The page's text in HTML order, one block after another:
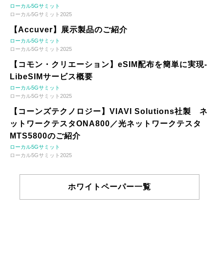
ローカル5Gサミット
ローカル5Gサミット2025
【Accuver】展示製品のご紹介
ローカル5Gサミット
ローカル5Gサミット2025
【コモン・クリエーション】eSIM配布を簡単に実現-
LibeSIMサービス概要
ローカル5Gサミット
ローカル5Gサミット2025
【コーンズテクノロジー】VIAVI Solutions社製 ネ
ットワークテスタONA800／光ネットワークテスタ
MTS5800のご紹介
ローカル5Gサミット
ローカル5Gサミット2025
ホワイトペーパー一覧